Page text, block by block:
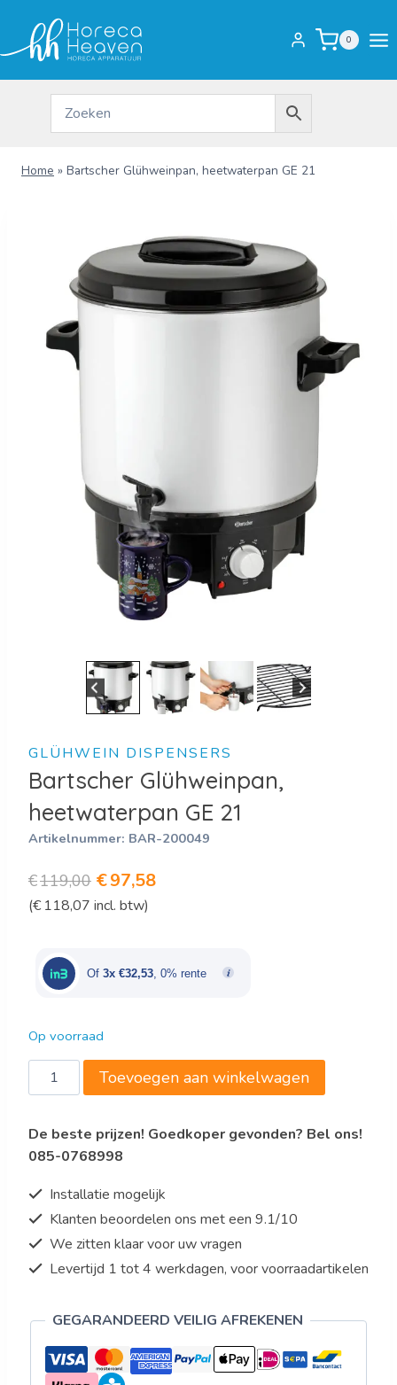
inhoud
0
Home » Bartscher Glühweinpan, heetwaterpan GE 21
GLÜHWEIN DISPENSERS
Bartscher Glühweinpan,
heetwaterpan GE 21
Artikelnummer: BAR-200049
€119,00 Oorspronkelijke
prijs
€119,00.
€97,58Huidige
€97,58.
(€ 118,07 incl. btw)
Of 3x €32,53, 0% rente
Op voorraad
Bartscher
Glühweinpan,
GE
21
Toevoegen aan winkelwagen
De beste prijzen! Goedkoper gevonden? Bel ons!
085-0768998
Installatie mogelijk
Klanten beoordelen ons met een 9.1/10
We zitten klaar voor uw vragen
Levertijd 1 tot 4 werkdagen, voor voorraadartikelen
GEGARANDEERD VEILIG AFREKENEN